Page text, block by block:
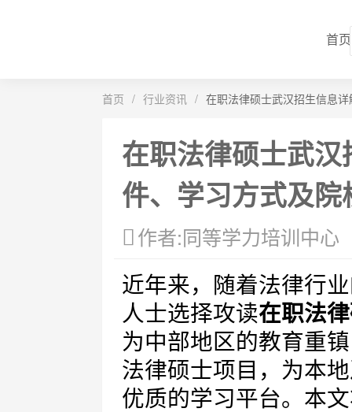
首页
首页 / 行业资讯 / 在职法律硕士武汉招生信息
在职法律硕士武
件、学习方式及院
作者:同等学力培训中心
近年来，随着法律行
人士选择攻读在职法
为中部地区的教育重
法律硕士项目，为本
优质的学习平台。本